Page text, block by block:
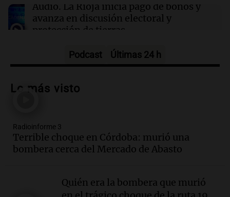
Audio. La Rioja inicia pago de bonos y
avanza en discusión electoral y
protección de tierras
Audio.Los Tekis presentaron
carnaval el estudio de Cadena 3
Audio.La Expo La Bulaye 2026
comienza con sorpresas y grandes
premios para los visitantes
Córdoba: destituyeron a la
Podcast Últimas 24 h
Lo más visto
Radioinforme 3
Terrible choque en Córdoba: murió una
bombera cerca del Mercado de Abasto
Quién era la bombera que murió